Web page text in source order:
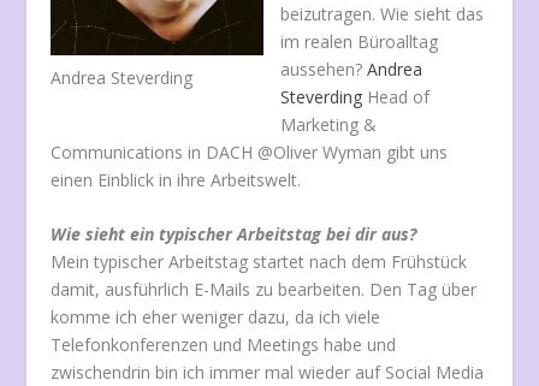
Andrea Steverding
beizutragen. Wie sieht das
im realen Büroalltag
aussehen?Andrea
Steverding Head of
Marketing &
Communications in DACH @Oliver Wyman gibt uns
einen Einblick in ihre Arbeitswelt.
Wie sieht ein typischer Arbeitstag bei dir aus?
Mein typischer Arbeitstag startet nach dem Frühstück
damit, ausführlich E-Mails zu bearbeiten. Den Tag über
komme ich eher weniger dazu, da ich viele
Telefonkonferenzen und Meetings habe und
zwischendrin bin ich immer mal wieder auf Social Media